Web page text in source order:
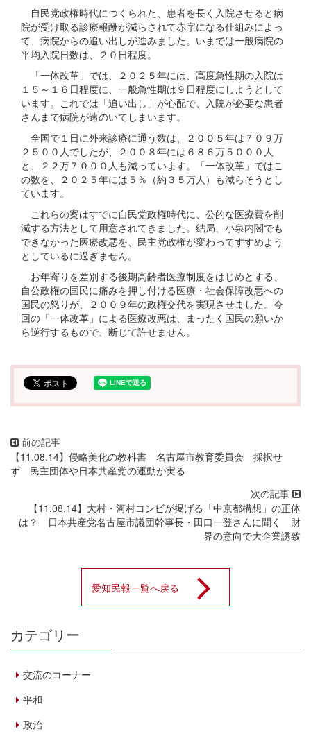
自民党政権時代につくられた、患者を長く入院させると病
院が受け取る診療報酬が減らされて赤字になる仕組みによっ
て、病院からの追い出しが進みました。いまでは一般病院の
平均入院日数は、２０日程度。
「一体改革」では、２０２５年には、高度急性期の入院は
１５～１６日程度に、一般急性期は９日程度にしようとして
います。これでは「追い出し」が心配で、入院が必要な患者
さんまで病院が遠のいてしまいます。
全国で１日に外来診療に通う数は、２００５年は７０９万
２５００人でしたが、２００８年には６８６万５０００人
と、２２万７０００人も減っています。「一体改革」ではこ
の数を、２０２５年には５％（約３５万人）も減らそうとし
ています。
これらの案はすでに自民党政権時代に、公的な医療費を削
減する方法として用意されてきました。結局、小泉内閣でも
できなかった医療改悪を、民主党政権が変わってすすめよう
としているに過ぎません。
お年寄りを差別する後期高齢者医療制度をはじめとする、
自公政権の国民に痛みを押し付ける医療・社会保障改悪への
国民の怒りが、２００９年の政権交代を実現させました。今
回の「一体改革」による医療改悪は、まったく国民の願いか
ら逆行するもので、断じて許せません。
【11.08.14】侵略美化の教科書 名古屋市教育委員会 採択せ
ず 民主団体や日本共産党の運動が実る
【11.08.14】大村・河村コンビが掲げる「中京都構想」の正体
は？ 日本共産党名古屋市議団幹事長・田口一登さんに聞く 財
界の意向で大企業誘致
愛知民報一覧へ戻る
カテゴリー
交流のコーナー
平和
政治